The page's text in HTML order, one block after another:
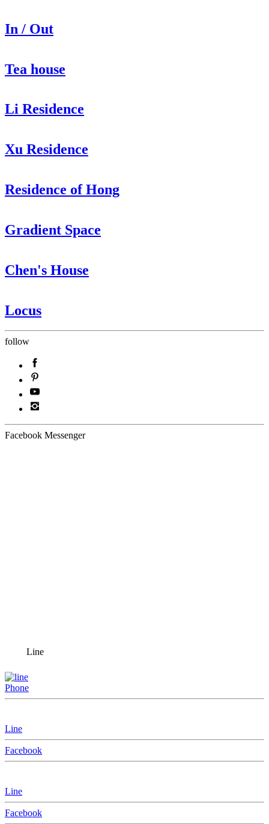
In / Out
Tea house
Li Residence
Xu Residence
Residence of Hong
Gradient Space
Chen's House
Locus
follow
Facebook Messenger
Line
Phone
Line
Facebook
Line
Facebook